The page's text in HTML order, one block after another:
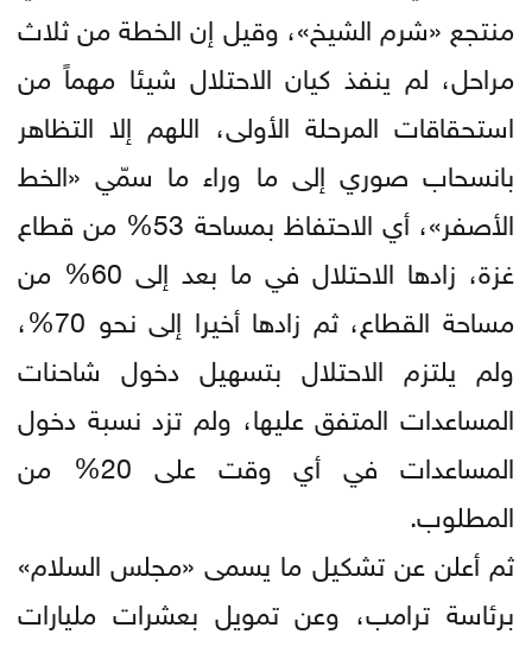
منتجع «شرم الشيخ»، وقيل إن الخطة من ثلاث
مراحل، لم ينفذ كيان الاحتلال شيئا مهماً من
استحقاقات المرحلة الأولى، اللهم إلا التظاهر
بانسحاب صوري إلى ما وراء ما سمّي «الخط
الأصفر»، أي الاحتفاظ بمساحة 53% من قطاع
غزة، زادها الاحتلال في ما بعد إلى 60% من
مساحة القطاع، ثم زادها أخيرا إلى نحو 70%،
ولم يلتزم الاحتلال بتسهيل دخول شاحنات
المساعدات المتفق عليها، ولم تزد نسبة دخول
المساعدات في أي وقت على 20% من
المطلوب.
ثم أعلن عن تشكيل ما يسمى «مجلس السلام»
برئاسة ترامب، وعن تمويل بعشرات مليارات